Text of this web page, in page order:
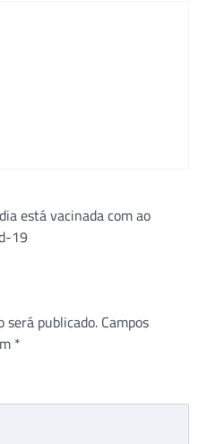
está vacinada com ao
19
será publicado. Campos
*